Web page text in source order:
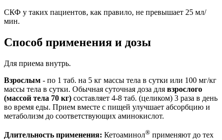
СКФ у таких пациентов, как правило, не превышает 25 мл/
мин.
Способ применения и дозы
Для приема внутрь.
Взрослым - по 1 таб. на 5 кг массы тела в сутки или 100 мг/кг
массы тела в сутки. Обычная суточная доза для взрослого
(массой тела 70 кг) составляет 4-8 таб. (целиком) 3 раза в день
во время еды. Прием вместе с пищей улучшает абсорбцию и
метаболизм до соответствующих аминокислот.
Длительность применения: Кетоаминол® применяют до тех